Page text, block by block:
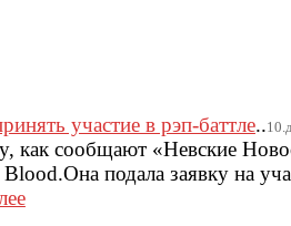
участие в рэп-баттле..
как сообщают «Невские
подала заявку на